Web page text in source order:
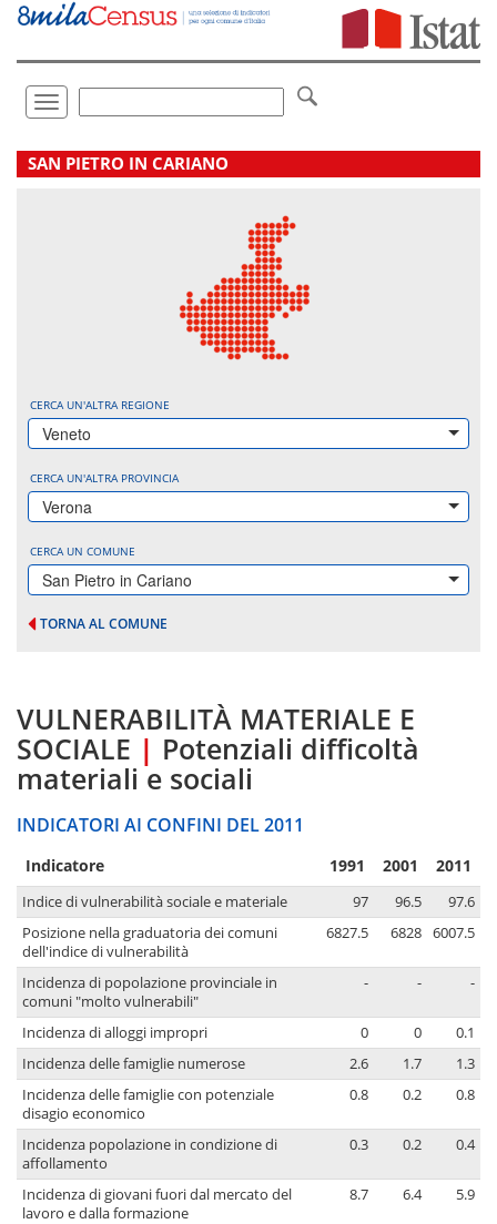
Vai
direttamente
Toggle
navigation
.
SAN PIETRO IN CARIANO
CERCA UN'ALTRA REGIONE
Veneto
CERCA UN'ALTRA PROVINCIA
Verona
CERCA UN COMUNE
San Pietro in Cariano
TORNA AL COMUNE
VULNERABILITÀ MATERIALE E
SOCIALE | Potenziali difficoltà
materiali e sociali
INDICATORI AI CONFINI DEL 2011
Indicatore 1991 2001 2011
Indice di vulnerabilità sociale e materiale 97 96.5
97.6
Posizione nella graduatoria dei comuni
dell'indice di vulnerabilità
6827.5 6828 6007.5
Incidenza di popolazione provinciale in
comuni "molto vulnerabili"
- - -
Incidenza di alloggi impropri 0 0
0.1
Incidenza delle famiglie numerose
2.6 1.7
1.3
Incidenza delle famiglie con potenziale
disagio economico
0.8 0.2 0.8
Incidenza popolazione in condizione di
affollamento
0.3 0.2 0.4
Incidenza di giovani fuori dal mercato del
lavoro e dalla formazione
8.7 6.4 5.9